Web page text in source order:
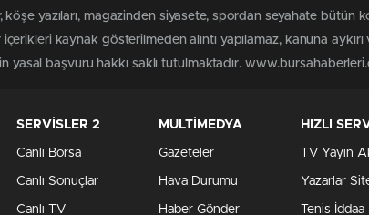
köşe yazıları, magazinden siyasete, spordan seyahate
kaynak gösterilmeden alıntı yapılamaz, kanuna
yasal başvuru hakkı saklı tutulmaktadır.
SERVİSLER 2
Canlı Borsa
Canlı Sonuçlar
Canlı TV
MULTİMEDYA
Gazeteler
Hava Durumu
Haber Gönder
HIZLI
TV Yayın
Yazarlar
Tenis İddaa